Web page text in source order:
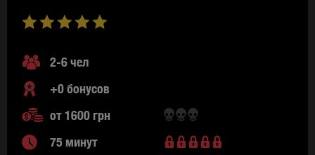
2-6 чел
+0 бонусов
от 1600 грн
75 минут